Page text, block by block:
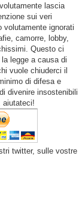
lascia
sui veri
volutamente ignorati
camorre, lobby,
Questo ci
legge a causa di
vuole chiuderci il
di difesa e
divenire insostenibili
aiutateci!
twitter, sulle vostre